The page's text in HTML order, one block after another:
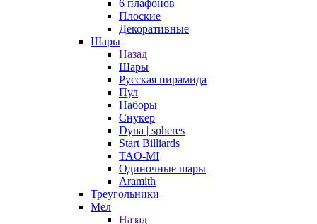
6 плафонов
Плоские
Декоративные
Шары
Назад
Шары
Русская пирамида
Пул
Наборы
Снукер
Dyna | spheres
Start Billiards
TAO-MI
Одиночные шары
Aramith
Треугольники
Мел
Назад